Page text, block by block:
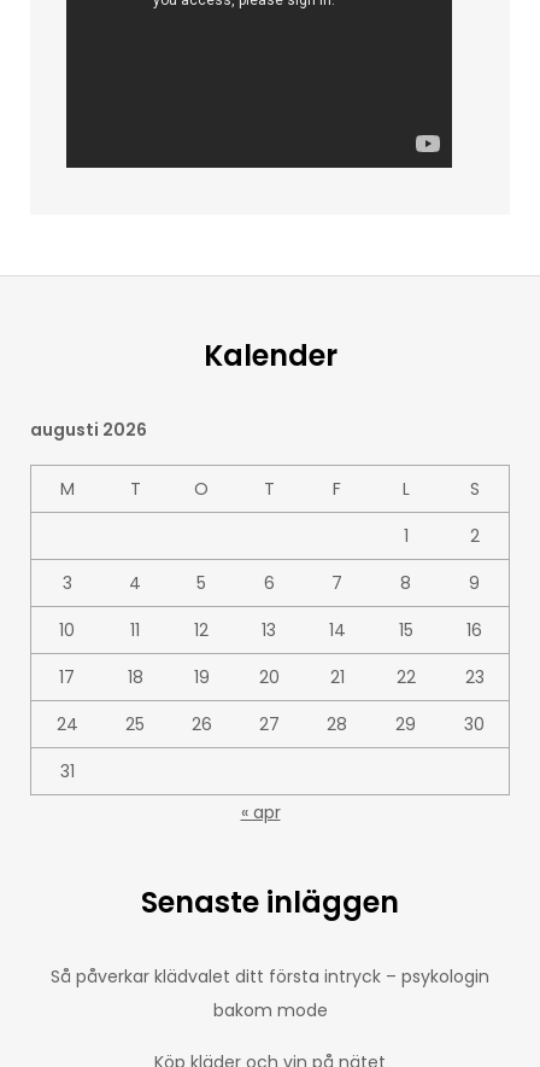
Kalender
augusti 2026
M T O T F L
S
1
2
3
4 5 6 7 8
9
10
11 12 13 14 15
16
17
18 19 20 21 22
23
24
25 26 27 28 29
30
31
« apr
Senaste inläggen
Så påverkar klädvalet ditt första intryck – psykologin
bakom mode
Köp kläder och vin på nätet